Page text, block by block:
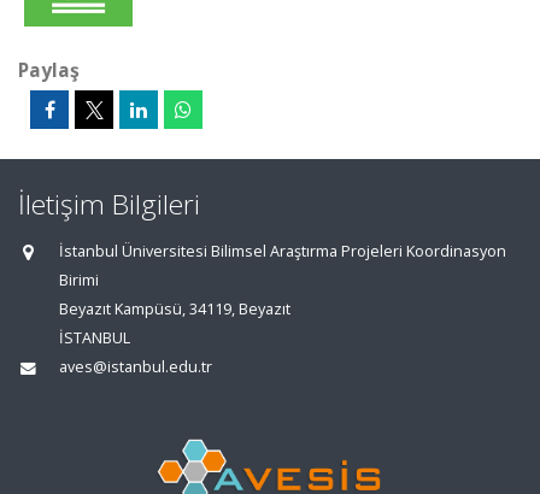
Paylaş
İletişim Bilgileri
İstanbul Üniversitesi Bilimsel Araştırma Projeleri Koordinasyon
Birimi
Beyazıt Kampüsü, 34119, Beyazıt
İSTANBUL
aves@istanbul.edu.tr